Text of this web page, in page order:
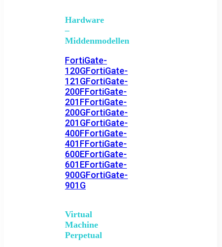
Hardware
–
Middenmodellen
FortiGate-
120GFortiGate-
121GFortiGate-
200FFortiGate-
201FFortiGate-
200GFortiGate-
201GFortiGate-
400FFortiGate-
401FFortiGate-
600EFortiGate-
601EFortiGate-
900GFortiGate-
901G
Virtual
Machine
Perpetual